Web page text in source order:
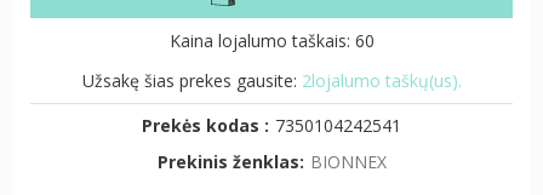
Kaina lojalumo taškais: 60
Užsakę šias prekes gausite: 2lojalumo taškų(us).
Prekės kodas : 7350104242541
Prekinis ženklas: BIONNEX